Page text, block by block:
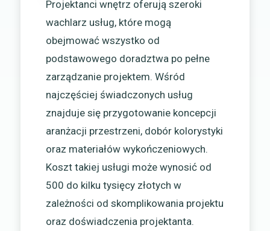
Projektanci wnętrz oferują szeroki
wachlarz usług, które mogą
obejmować wszystko od
podstawowego doradztwa po pełne
zarządzanie projektem. Wśród
najczęściej świadczonych usług
znajduje się przygotowanie koncepcji
aranżacji przestrzeni, dobór kolorystyki
oraz materiałów wykończeniowych.
Koszt takiej usługi może wynosić od
500 do kilku tysięcy złotych w
zależności od skomplikowania projektu
oraz doświadczenia projektanta.